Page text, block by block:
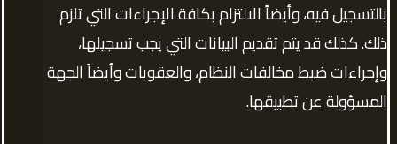
بالتسجيل فيه، وأيضاً الالتزام بكافة الإجراءات التي تلزم
ذلك. كذلك قد يتم تقديم البيانات التي يجب تسجيلها،
وإجراءات ضبط مخالفات النظام، والعقوبات وأيضاً الجهة
المسؤولة عن تطبيقها.